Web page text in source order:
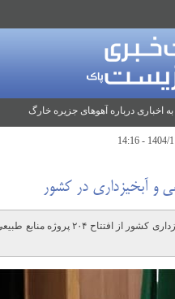
درباره آهوهای جزیره خارگ